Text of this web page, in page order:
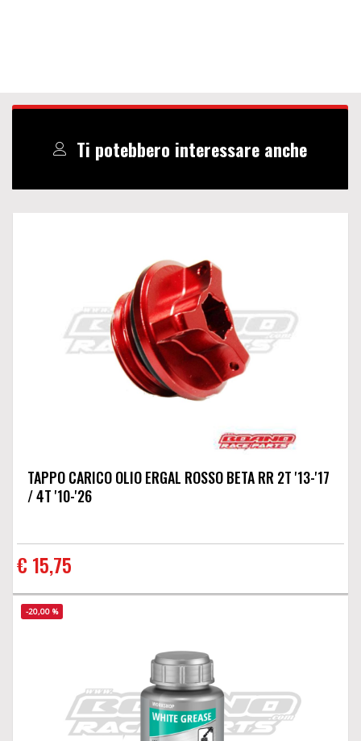
Ti potebbero interessare anche
TAPPO CARICO OLIO ERGAL ROSSO BETA RR 2T '13-'17
/ 4T '10-'26
€ 15,75
-20,00 %